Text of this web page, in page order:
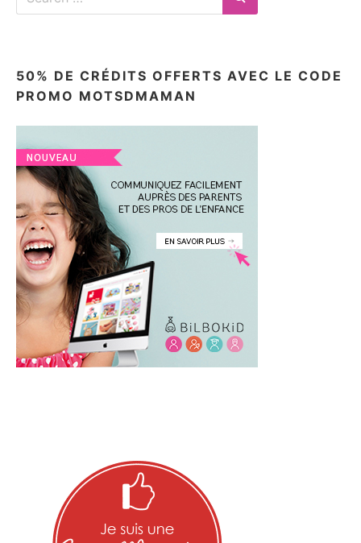
for:
Search
50% DE CRÉDITS OFFERTS AVEC LE CODE
PROMO MOTSDMAMAN